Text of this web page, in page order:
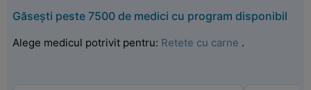
Găsești peste 7500 de medici cu program disponibil
Alege medicul potrivit pentru: Retete cu carne .